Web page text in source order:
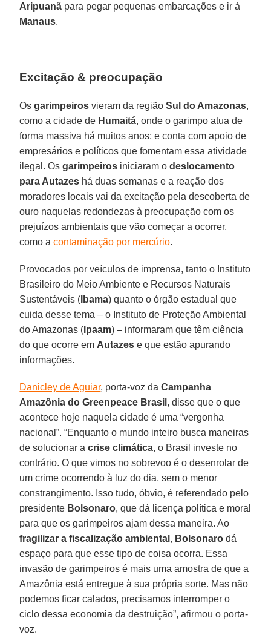
Aripuanã para pegar pequenas embarcações e ir à
Manaus.
Excitação & preocupação
Osgarimpeiros vieram da regiãoSul do Amazonas,
como a cidade de Humaitá, onde o garimpo atua de
forma massiva há muitos anos; e conta com apoio de
empresários e políticos que fomentam essa atividade
ilegal. Osgarimpeiros iniciaram odeslocamento
para Autazes há duas semanas e a reação dos
moradores locais vai da excitação pela descoberta de
ouro naquelas redondezas à preocupação com os
prejuízos ambientais que vão começar a ocorrer,
como acontaminação por mercúrio.
Provocados por veículos de imprensa, tanto o Instituto
Brasileiro do Meio Ambiente e Recursos Naturais
Sustentáveis ( Ibama) quanto o órgão estadual que
cuida desse tema – o Instituto de Proteção Ambiental
do Amazonas ( Ipaam) – informaram que têm ciência
do que ocorre em Autazes e que estão apurando
informações.
Danicley de Aguiar, porta-voz daCampanha
Amazônia do Greenpeace Brasil , disse que o que
acontece hoje naquela cidade é uma “vergonha
nacional”. “Enquanto o mundo inteiro busca maneiras
de solucionar acrise climática, o Brasil investe no
contrário. O que vimos no sobrevoo é o desenrolar de
um crime ocorrendo à luz do dia, sem o menor
constrangimento. Isso tudo, óbvio, é referendado pelo
presidente Bolsonaro, que dá licença política e moral
para que os garimpeiros ajam dessa maneira. Ao
fragilizar a fiscalização ambiental , Bolsonaro dá
espaço para que esse tipo de coisa ocorra. Essa
invasão de garimpeiros é mais uma amostra de que a
Amazônia está entregue à sua própria sorte. Mas não
podemos ficar calados, precisamos interromper o
ciclo dessa economia da destruição”, afirmou o porta-
voz.